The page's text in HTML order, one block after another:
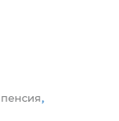
пенсия,